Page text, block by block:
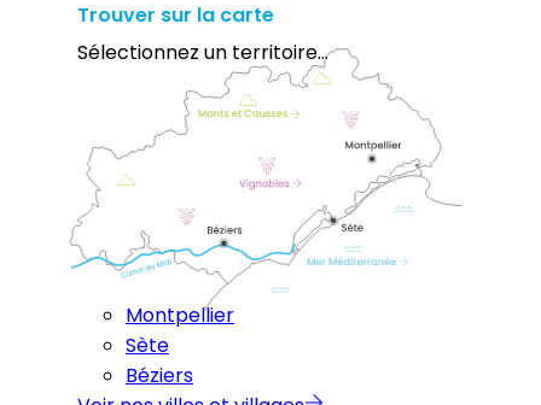
Trouver sur la carte
Sélectionnez un territoire...
Montpellier
Sète
Béziers